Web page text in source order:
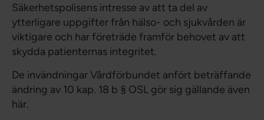
Säkerhetspolisens intresse av att ta del av
ytterligare uppgifter från hälso- och sjukvården är
viktigare och har företräde framför behovet av att
skydda patienternas integritet.
De invändningar Vårdförbundet anfört beträffande
ändring av 10 kap. 18 b § OSL gör sig gällande även
här.